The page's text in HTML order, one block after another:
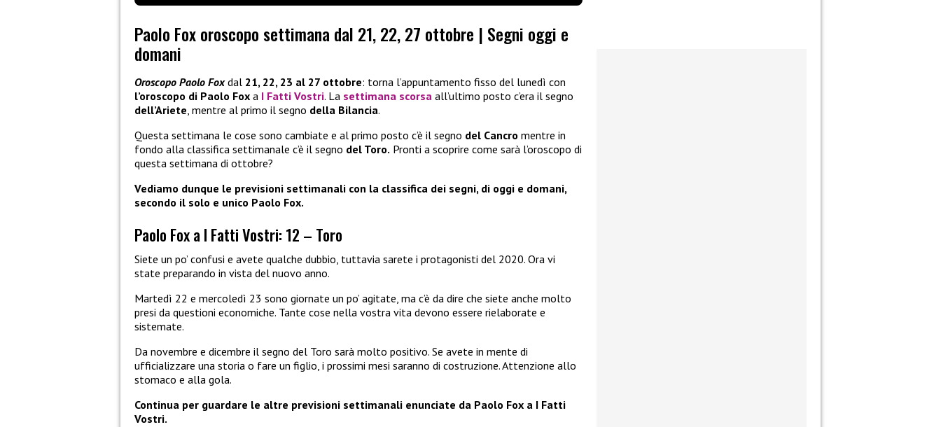
Paolo Fox oroscopo settimana dal 21, 22, 27 ottobre | Segni oggi e
domani
Oroscopo Paolo Fox dal 21, 22, 23 al 27 ottobre: torna l’appuntamento fisso del lunedì con
l’oroscopo di Paolo Fox a I Fatti Vostri. La settimana scorsa all’ultimo posto c’era il segno
dell’Ariete, mentre al primo il segno della Bilancia.
Questa settimana le cose sono cambiate e al primo posto c’è il segno del Cancro mentre in
fondo alla classifica settimanale c’è il segno del Toro. Pronti a scoprire come sarà l’oroscopo di
questa settimana di ottobre?
Vediamo dunque le previsioni settimanali con la classifica dei segni, di oggi e domani,
secondo il solo e unico Paolo Fox.
Paolo Fox a I Fatti Vostri: 12 – Toro
Siete un po’ confusi e avete qualche dubbio, tuttavia sarete i protagonisti del 2020. Ora vi
state preparando in vista del nuovo anno.
Martedì 22 e mercoledì 23 sono giornate un po’ agitate, ma c’è da dire che siete anche molto
presi da questioni economiche. Tante cose nella vostra vita devono essere rielaborate e
sistemate.
Da novembre e dicembre il segno del Toro sarà molto positivo. Se avete in mente di
ufficializzare una storia o fare un figlio, i prossimi mesi saranno di costruzione. Attenzione allo
stomaco e alla gola.
Continua per guardare le altre previsioni settimanali enunciate da Paolo Fox a I Fatti
Vostri.